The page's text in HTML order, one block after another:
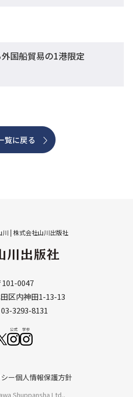
国船貿易の1港限定
覧に戻る
川 | 株式会社山川出版社
101-0047
区内神田1-13-13
3293-8131
ー個人情報保護方針
Shuppansha Ltd.,